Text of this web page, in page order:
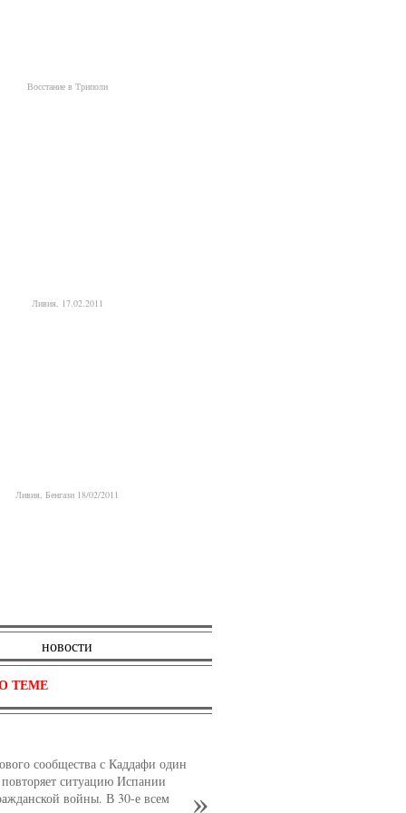
Восстание в Триполи
Ливия, 17.02.2011
Ливия, Бенгази 18/02/2011
новости
ТЕМЕ
сообщества с Каддафи один
ситуацию Испании
войны. В 30-е всем